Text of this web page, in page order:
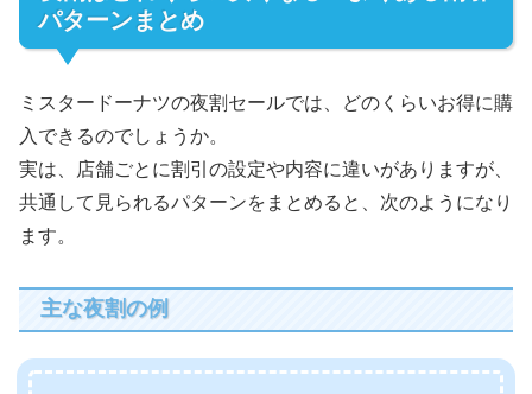
パターンまとめ
ミスタードーナツの夜割セールでは、どのくらいお得に購
入できるのでしょうか。
実は、店舗ごとに割引の設定や内容に違いがありますが、
共通して見られるパターンをまとめると、次のようになり
ます。
主な夜割の例